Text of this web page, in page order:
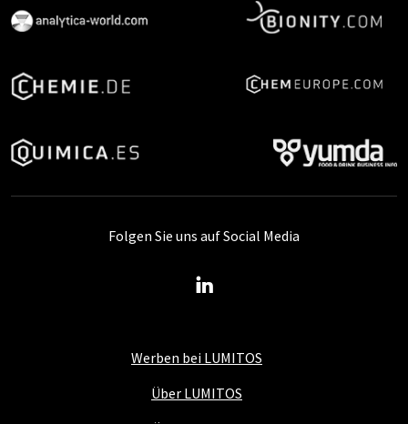
Werben bei LUMITOS
Über LUMITOS
Folgen Sie uns auf Social Media